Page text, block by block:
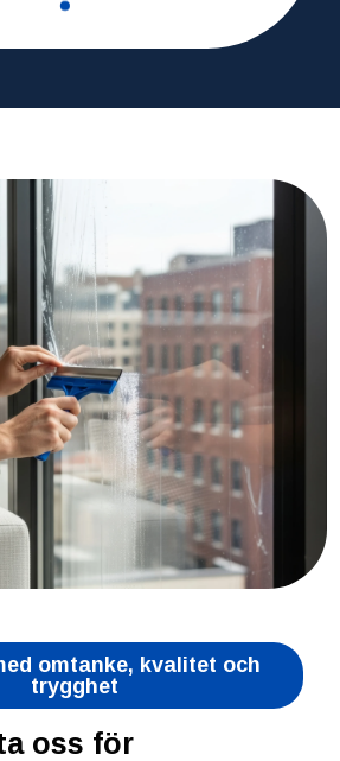
omtanke, kvalitet och
trygghet
oss för